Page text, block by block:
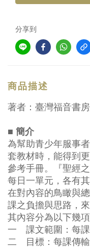
分享到
商品描述
著者：臺灣福音書
■ 簡介
為幫助青少年服事
套教材時，能得到
參考手冊。『聖經
每日一單元，各有
在對內容的鳥瞰與
課之負擔與思路，來
其內容分為以下幾項
一 課文範圍：每課
二 目標：每課傳輸